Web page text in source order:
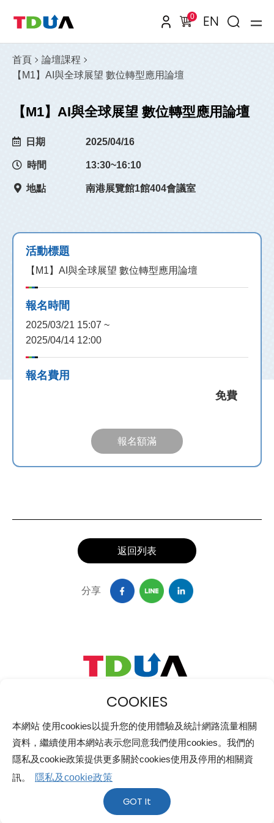
本網站 使用cookies以提升您的使用體驗及統計網路流量相關
資料，繼續使用本網站表示您同意我們使用cookies。我們的
隱私及cookie政策提供更多關於cookies使用及停用的相關資
訊。
隱私及cookie政策
GOT It
0 EN
首頁
論壇課程
【M1】AI與全球展望 數位轉型應用論壇
【M1】AI與全球展望 數位轉型應用論壇
日期 2025/04/16
時間 13:30~16:10
地點 南港展覽館1館404會議室
活動標題
【M1】AI與全球展望 數位轉型應用論壇
報名時間
2025/03/21 15:07 ~
2025/04/14 12:00
報名費用
免費
報名額滿
返回列表
分享
使用者條款 人才招募
310新竹縣竹東鎮中興路四段195號52館532室
03-5910039
03-5910037
版權所有©台灣顯示器產業聯合總會 內政部台內社字第
1000128112號 核准設立
網頁設計 ｜ 鉅潞科技